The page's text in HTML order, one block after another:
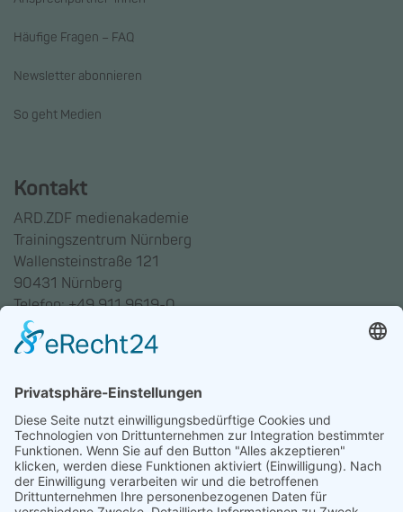
Häufige Fragen – FAQ
Newsletter abonnieren
So geht Medien
Kontakt
ARD.ZDF medienakademie
Trainingszentrum Nürnberg
Wallensteinstraße 121
90431 Nürnberg
Telefon: +49 911 9619-0
Trainingszentrum Hannover
30169 Hannover
Telefon: +49 511 123598-531